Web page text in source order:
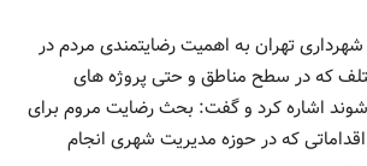
تهران به اهمیت رضایتمندی مردم در
که در سطح مناطق و حتی پروژه های
اشاره کرد و گفت: بحث رضایت مروم برای
اقداماتی که در حوزه مدیریت شهری انجام